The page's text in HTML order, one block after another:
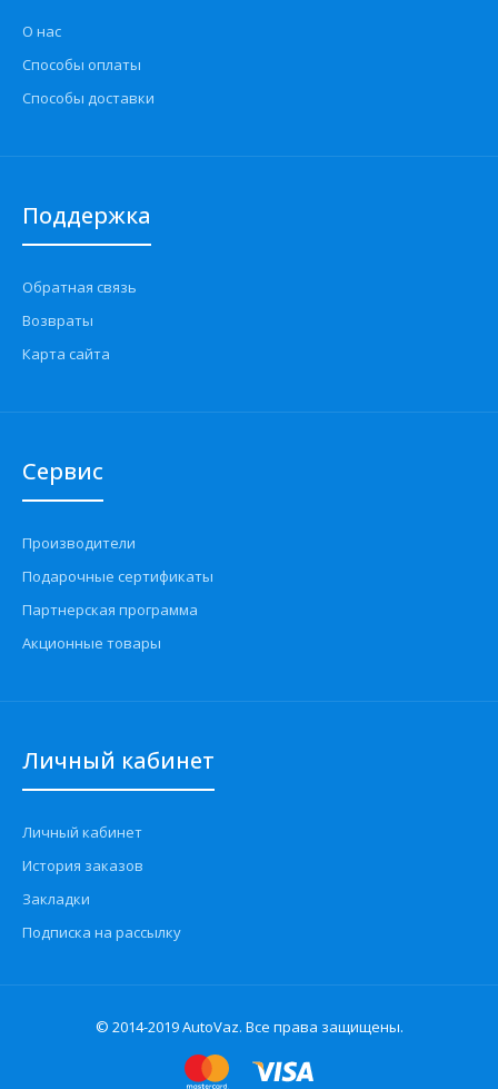
О нас
Способы оплаты
Способы доставки
Поддержка
Обратная связь
Возвраты
Карта сайта
Сервис
Производители
Подарочные сертификаты
Партнерская программа
Акционные товары
Личный кабинет
Личный кабинет
История заказов
Закладки
Подписка на рассылку
© 2014-2019 AutoVaz. Все права защищены.